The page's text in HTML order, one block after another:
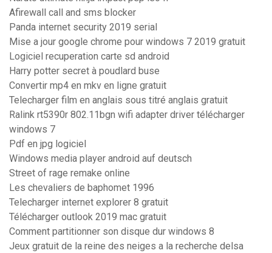
Afirewall call and sms blocker
Panda internet security 2019 serial
Mise a jour google chrome pour windows 7 2019 gratuit
Logiciel recuperation carte sd android
Harry potter secret à poudlard buse
Convertir mp4 en mkv en ligne gratuit
Telecharger film en anglais sous titré anglais gratuit
Ralink rt5390r 802.11bgn wifi adapter driver télécharger
windows 7
Pdf en jpg logiciel
Windows media player android auf deutsch
Street of rage remake online
Les chevaliers de baphomet 1996
Telecharger internet explorer 8 gratuit
Télécharger outlook 2019 mac gratuit
Comment partitionner son disque dur windows 8
Jeux gratuit de la reine des neiges a la recherche delsa